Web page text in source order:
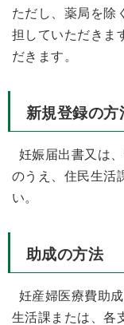
ただし、薬局を除
担していただきま
だきます。
新規登録の方
妊娠届出書又は
のうえ、住民生活
い。
助成の方法
妊産婦医療費助
生活課または、各